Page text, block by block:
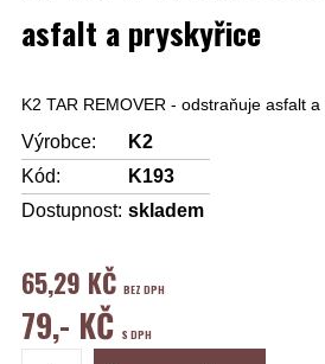
asfalt a pryskyřice
K2 TAR REMOVER - odstraňuje asfalt
Výrobce:
K2
Kód:
K193
Dostupnost: skladem
65,29 KČ BEZ DPH
79,- KČ S DPH